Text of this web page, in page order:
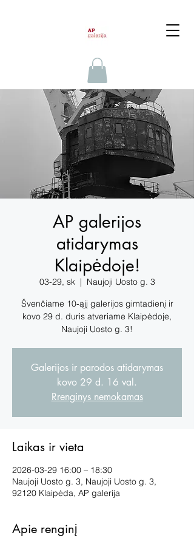
AP galerijos
atidarymas
Klaipėdoje!
03-29, sk
  |
Naujoji Uosto g. 3
Švenčiame 10-ąjį galerijos gimtadienį ir
kovo 29 d. duris atveriame Klaipėdoje,
Naujoji Uosto g. 3!
Galerijos ir parodos atidarymas
kovo 29 d. 16 val.
Rrenginys nemokamas
Laikas ir vieta
2026-03-29 16:00 – 18:30
Naujoji Uosto g. 3, Naujoji Uosto g. 3,
92120 Klaipėda, AP galerija
Apie renginį